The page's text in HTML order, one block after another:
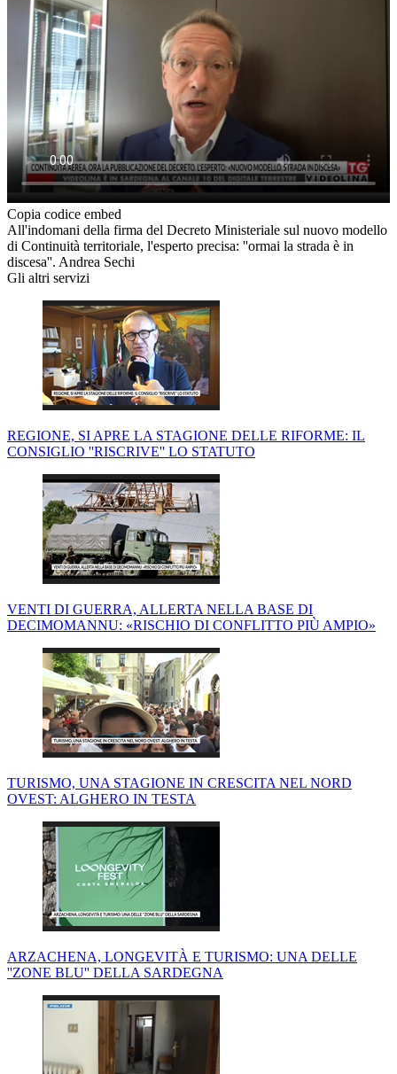
Copia codice embed
All'indomani della firma del Decreto Ministeriale sul nuovo modello
di Continuità territoriale, l'esperto precisa: ''ormai la strada è in
discesa''. Andrea Sechi
Gli altri servizi
REGIONE, SI APRE LA STAGIONE DELLE RIFORME: IL
CONSIGLIO ''RISCRIVE'' LO STATUTO
VENTI DI GUERRA, ALLERTA NELLA BASE DI
DECIMOMANNU: «RISCHIO DI CONFLITTO PIÙ AMPIO»
TURISMO, UNA STAGIONE IN CRESCITA NEL NORD
OVEST: ALGHERO IN TESTA
ARZACHENA, LONGEVITÀ E TURISMO: UNA DELLE
''ZONE BLU'' DELLA SARDEGNA